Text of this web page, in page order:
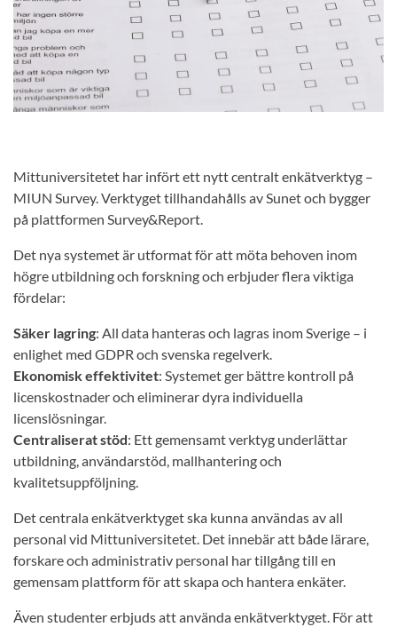
Mittuniversitetet har infört ett nytt centralt enkätverktyg –
MIUN Survey. Verktyget tillhandahålls av Sunet och bygger
på plattformen Survey&Report.
Det nya systemet är utformat för att möta behoven inom
högre utbildning och forskning och erbjuder flera viktiga
fördelar:
Säker lagring: All data hanteras och lagras inom Sverige – i
enlighet med GDPR och svenska regelverk.
Ekonomisk effektivitet: Systemet ger bättre kontroll på
licenskostnader och eliminerar dyra individuella
licenslösningar.
Centraliserat stöd: Ett gemensamt verktyg underlättar
utbildning, användarstöd, mallhantering och
kvalitetsuppföljning.
Det centrala enkätverktyget ska kunna användas av all
personal vid Mittuniversitetet. Det innebär att både lärare,
forskare och administrativ personal har tillgång till en
gemensam plattform för att skapa och hantera enkäter.
Även studenter erbjuds att använda enkätverktyget. För att